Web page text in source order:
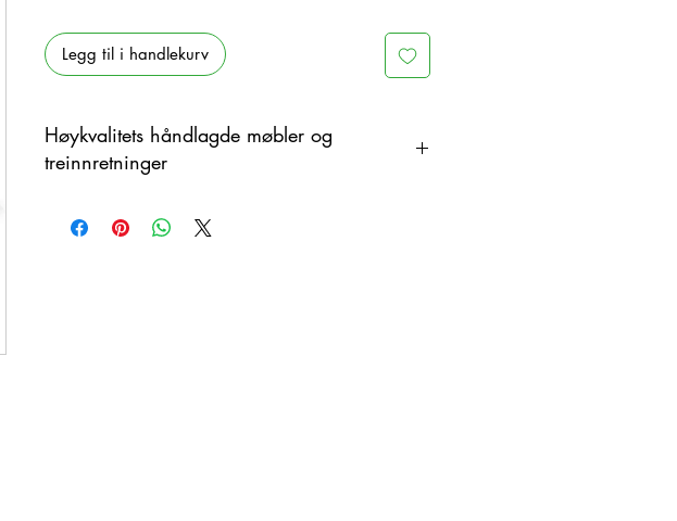
Legg til i handlekurv
Høykvalitets håndlagde møbler og
treinnretninger
materiale med fargeendringer. Derfor kan det være